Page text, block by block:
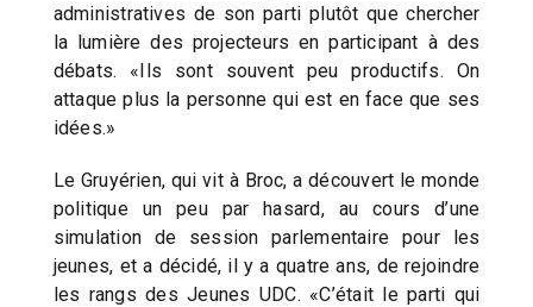
administratives de son parti plutôt que chercher
la lumière des projecteurs en participant à des
débats. «Ils sont souvent peu productifs. On
attaque plus la personne qui est en face que ses
idées.»
Le Gruyérien, qui vit à Broc, a découvert le monde
politique un peu par hasard, au cours d’une
simulation de session parlementaire pour les
jeunes, et a décidé, il y a quatre ans, de rejoindre
les rangs des Jeunes UDC. «C’était le parti qui